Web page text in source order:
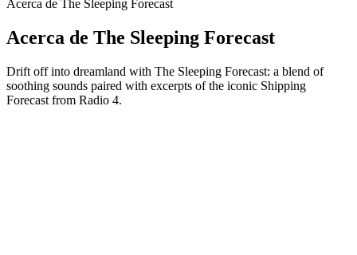
Acerca de The Sleeping Forecast
Acerca de The Sleeping Forecast
Drift off into dreamland with The Sleeping Forecast: a blend of
soothing sounds paired with excerpts of the iconic Shipping
Forecast from Radio 4.